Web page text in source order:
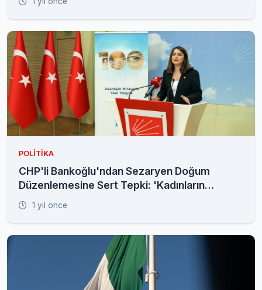
POLITIKA
CHP'li Bankoğlu'ndan Sezaryen Doğum
Düzenlemesine Sert Tepki: 'Kadınların
Bedeninden Elinizi Çekin!'
1 yıl önce